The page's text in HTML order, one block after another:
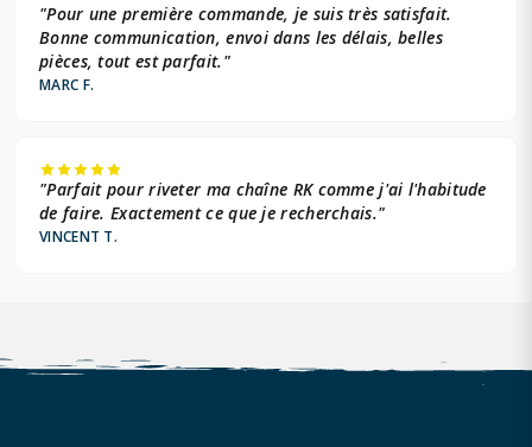
"Pour une première commande, je suis très satisfait.
Bonne communication, envoi dans les délais, belles
pièces, tout est parfait."
MARC F.
"Parfait pour riveter ma chaîne RK comme j'ai l'habitude
de faire. Exactement ce que je recherchais."
VINCENT T.